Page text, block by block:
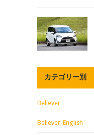
カテゴリー別
Believer
Believer-English